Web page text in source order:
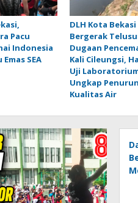
Pacu
Indonesia
SEA
DLH Kota Bekasi
Bergerak
Dugaan
Kali Cileungsi,
Uji
Ungkap
Kualitas Air